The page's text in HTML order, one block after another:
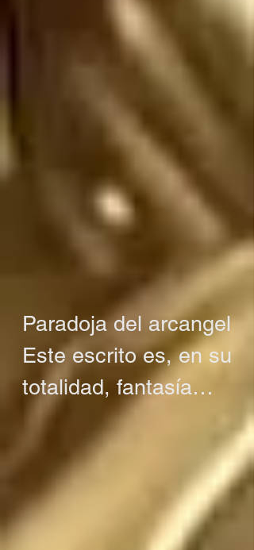
Paradoja del arcangel
Este escrito es, en su
totalidad, fantasía
O tal vez no es
fantasía
Existió (o existe) una
realidad donde este